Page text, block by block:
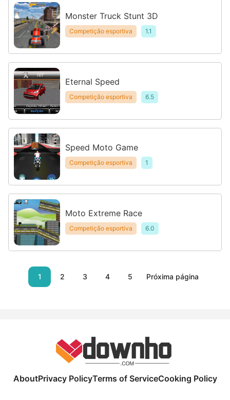
Monster Truck Stunt 3D
Competição esportiva 1.1
Eternal Speed
Competição esportiva 6.5
Speed Moto Game
Competição esportiva 1
Moto Extreme Race
Competição esportiva 6.0
1 2 3 4 5 Próxima página
AboutPrivacy PolicyTerms of ServiceCooking Policy